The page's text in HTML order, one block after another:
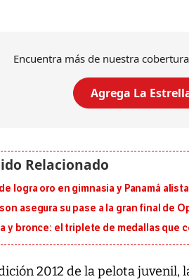
Encuentra más de nuestra
Agrega La
logra oro en gimnasia y Panamá
asegura su pase a la gran final de
y bronce: el triplete de medallas que
2012 de la pelota juvenil,